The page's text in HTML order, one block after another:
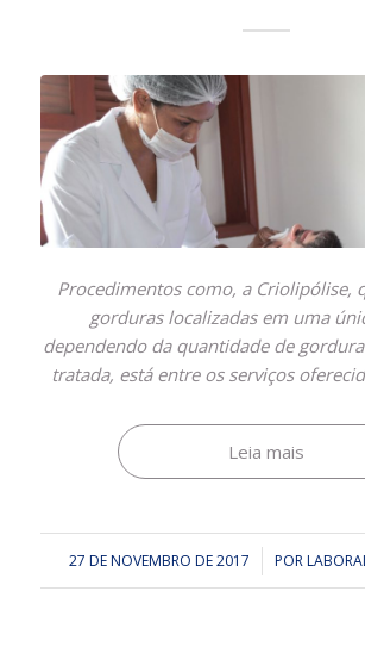
Procedimentos como, a Criolipólise,
gorduras localizadas em uma
dependendo da quantidade de
tratada, está entre os serviços
Leia mais
27 DE NOVEMBRO DE 2017
/ POR